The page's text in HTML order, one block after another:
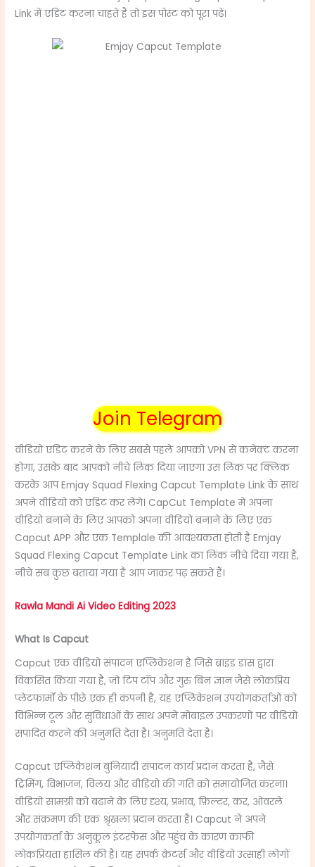
Link में एडिट करना चाहते हैं तो इस पोस्ट को पूरा पढ़ें।
Join Telegram
वीडियो एडिट करने के लिए सबसे पहले आपको VPN से कनेक्ट करना
होगा, उसके बाद आपको नीचे लिंक दिया जाएगा उस लिंक पर क्लिक
करके आप Emjay Squad Flexing Capcut Template Link के साथ
अपने वीडियो को एडिट कर लेंगे। CapCut Template में अपना
वीडियो बनाने के लिए आपको अपना वीडियो बनाने के लिए एक
Capcut APP और एक Templale की आवश्यकता होती है Emjay
Squad Flexing Capcut Template Linkका लिंकनीचे दिया गया है,
नीचे सब कुछ बताया गया है आप जाकर पढ़ सकते हैं।
Rawla Mandi Ai Video Editing 2023
What Is Capcut
Capcut एक वीडियो संपादन एप्लिकेशन है जिसे ब्राइड डांस द्वारा
विकसित किया गया है, जो टिप टॉप और गुरु बिन ज्ञान जैसे लोकप्रिय
प्लेटफार्मों के पीछे एक ही कंपनी है, यह एप्लिकेशन उपयोगकर्ताओं को
विभिन्न टूल और सुविधाओं के साथ अपने मोबाइल उपकरणों पर वीडियो
संपादित करने की अनुमति देता है। अनुमति देता है।
Capcut एप्लिकेशन बुनियादी संपादन कार्य प्रदान करता है, जैसे
ट्रिमिंग, विभाजन, विलय और वीडियो की गति को समायोजित करना।
वीडियो सामग्री को बढ़ाने के लिए दृश्य, प्रभाव, फ़िल्टर, कर, ओवरले
और संक्रमण की एक श्रृंखला प्रदान करता है। Capcut ने अपने
उपयोगकर्ता के अनुकूल इंटरफेस और पहुंच के कारण काफी
लोकप्रियता हासिल की है। यह संपर्क क्रेटर्स और वीडियो उत्साही लोगों